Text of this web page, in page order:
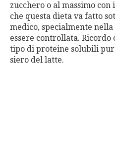
zucchero o al massimo
che questa dieta va fatto
medico, specialmente nella
essere controllata. Ricordo
tipo di proteine solubili
siero del latte.